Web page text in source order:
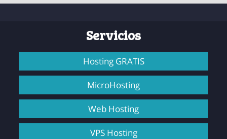
Servicios
Hosting GRATIS
MicroHosting
Web Hosting
VPS Hosting